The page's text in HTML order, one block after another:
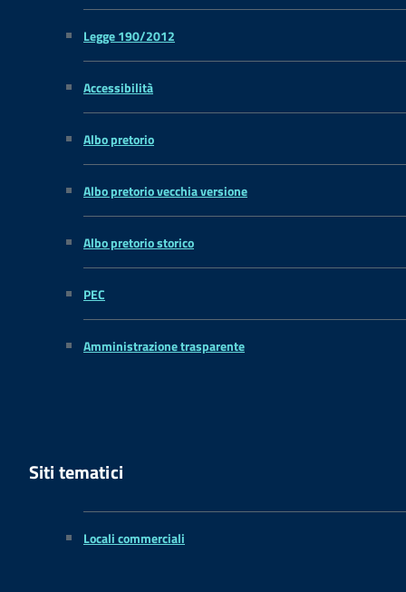
Legge 190/2012
Accessibilità
Albo pretorio
Albo pretorio vecchia versione
Albo pretorio storico
PEC
Amministrazione trasparente
Siti tematici
Locali commerciali